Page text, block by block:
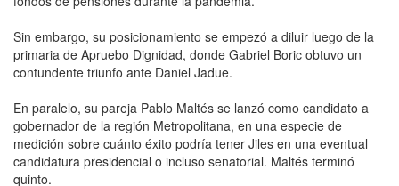
Sin embargo, su posicionamiento se empezó a diluir luego de la
primaria de Apruebo Dignidad, donde Gabriel Boric obtuvo un
contundente triunfo ante Daniel Jadue.
En paralelo, su pareja Pablo Maltés se lanzó como candidato a
gobernador de la región Metropolitana, en una especie de
medición sobre cuánto éxito podría tener Jiles en una eventual
candidatura presidencial o incluso senatorial. Maltés terminó
quinto.